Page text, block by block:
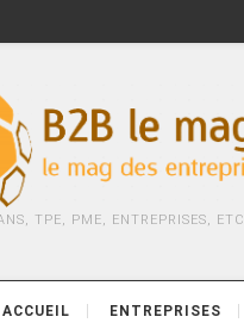
TPE, PME, ENTREPRISES, ETC.
ACCUEIL ENTREPRISES